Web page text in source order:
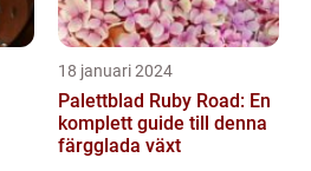
18 januari 2024
Palettblad Ruby Road: En
komplett guide till denna
färgglada växt